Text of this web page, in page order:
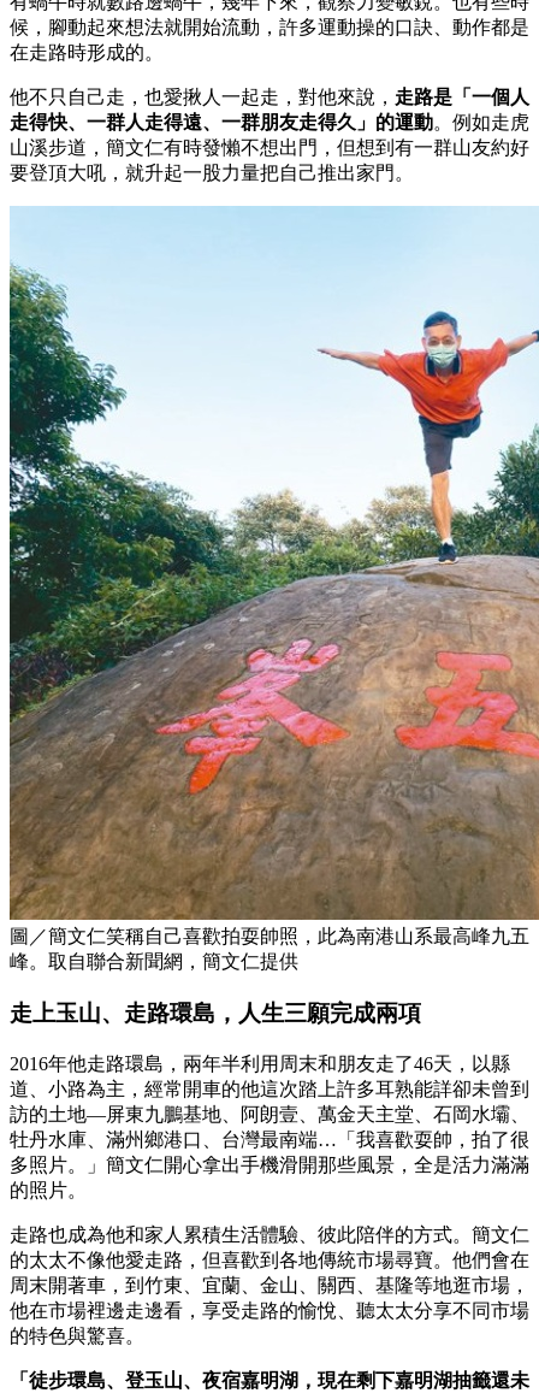
候，腳動起來想法就開始流動，許多運動操的口訣、動作都是
在走路時形成的。
他不只自己走，也愛揪人一起走，對他來說， 走路是「一個人
走得快、一群人走得遠、一群朋友走得久」的運動。例如走虎
山溪步道，簡文仁有時發懶不想出門，但想到有一群山友約好
要登頂大吼，就升起一股力量把自己推出家門。
圖／簡文仁笑稱自己喜歡拍耍帥照，此為南港山系最高峰九五
峰。取自聯合新聞網，簡文仁提供
走上玉山、走路環島，人生三願完成兩項
2016年他走路環島，兩年半利用周末和朋友走了46天，以縣
道、小路為主，經常開車的他這次踏上許多耳熟能詳卻未曾到
訪的土地—屏東九鵬基地、阿朗壹、萬金天主堂、石岡水壩、
牡丹水庫、滿州鄉港口、台灣最南端…「我喜歡耍帥，拍了很
多照片。」簡文仁開心拿出手機滑開那些風景，全是活力滿滿
的照片。
走路也成為他和家人累積生活體驗、彼此陪伴的方式。簡文仁
的太太不像他愛走路，但喜歡到各地傳統市場尋寶。他們會在
周末開著車，到竹東、宜蘭、金山、關西、基隆等地逛市場，
他在市場裡邊走邊看，享受走路的愉悅、聽太太分享不同市場
的特色與驚喜。
「徒步環島、登玉山、夜宿嘉明湖，現在剩下嘉明湖抽籤還未